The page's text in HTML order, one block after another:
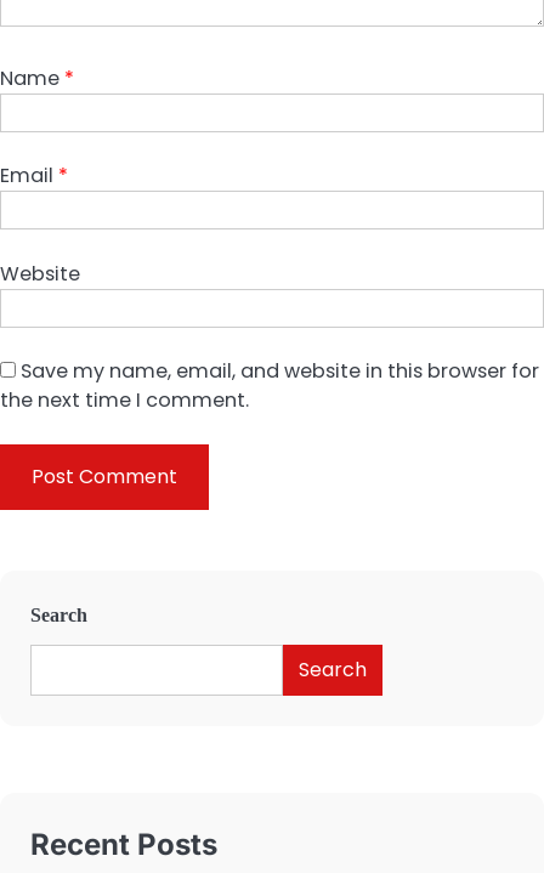
Name *
Email *
Website
Save my name, email, and website in this browser for
the next time I comment.
Search
Search
Recent Posts